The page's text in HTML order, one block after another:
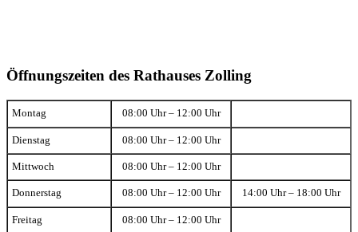
Öffnungszeiten des Rathauses Zolling
Montag 08:00 Uhr – 12:00 Uhr
Dienstag 08:00 Uhr – 12:00 Uhr
Mittwoch 08:00 Uhr – 12:00 Uhr
Donnerstag 08:00 Uhr – 12:00 Uhr 14:00 Uhr – 18:00 Uhr
Freitag 08:00 Uhr – 12:00 Uhr